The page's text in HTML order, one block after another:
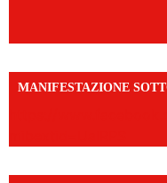
MANIFESTAZIONE